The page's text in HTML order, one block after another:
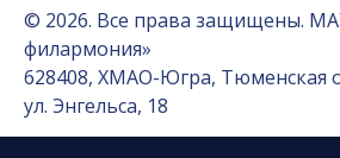
© 2026. Все права защищены.
филармония»
628408, ХМАО-Югра, Тюменская
ул. Энгельса, 18